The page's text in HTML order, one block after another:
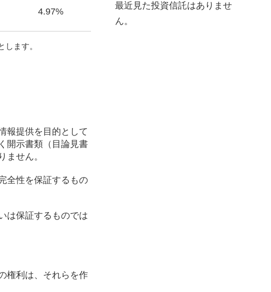
4.97%
ます。
報提供を目的として
開示書類（目論見書
ません。
全性を保証するもの
は保証するものでは
権利は、それらを作
最近見た投資信託はありませ
ん。